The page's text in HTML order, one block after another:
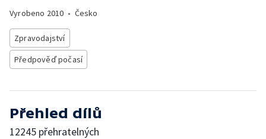
Vyrobeno 2010 • Česko
Zpravodajství
Předpověď počasí
Přehled dílů
12245 přehratelných